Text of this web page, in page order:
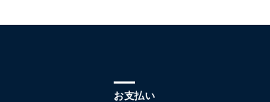
お支払い